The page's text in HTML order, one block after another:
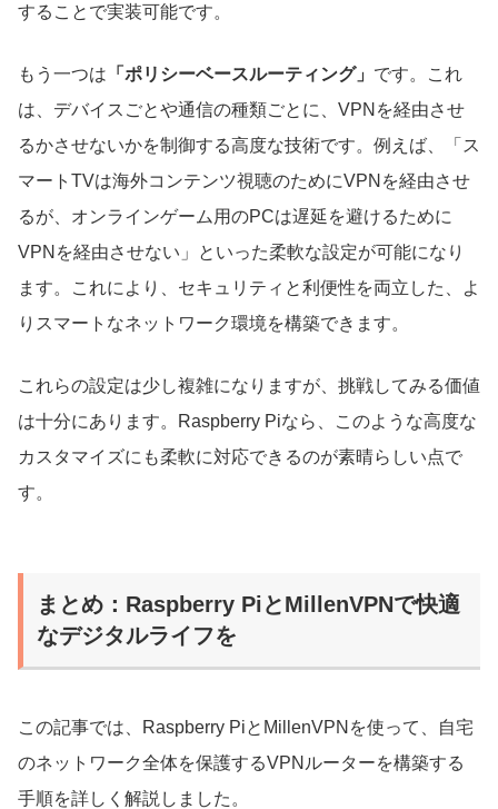
することで実装可能です。
もう一つは 「ポリシーベースルーティング」 です。これ
は、デバイスごとや通信の種類ごとに、VPNを経由させ
るかさせないかを制御する高度な技術です。例えば、「ス
マートTVは海外コンテンツ視聴のためにVPNを経由させ
るが、オンラインゲーム用のPCは遅延を避けるために
VPNを経由させない」といった柔軟な設定が可能になり
ます。これにより、セキュリティと利便性を両立した、よ
りスマートなネットワーク環境を構築できます。
これらの設定は少し複雑になりますが、挑戦してみる価値
は十分にあります。Raspberry Piなら、このような高度な
カスタマイズにも柔軟に対応できるのが素晴らしい点で
す。
まとめ：Raspberry PiとMillenVPNで快適
なデジタルライフを
この記事では、Raspberry PiとMillenVPNを使って、自宅
のネットワーク全体を保護するVPNルーターを構築する
手順を詳しく解説しました。